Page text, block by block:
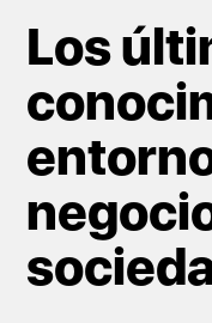
Los